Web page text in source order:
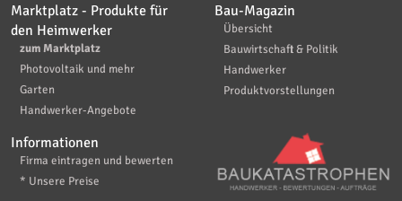
Marktplatz - Produkte für
den Heimwerker
zum Marktplatz
Photovoltaik und mehr
Garten
Handwerker-Angebote
Bau-Magazin
Übersicht
Bauwirtschaft & Politik
Handwerker
Produktvorstellungen
Informationen
Firma eintragen und bewerten
* Unsere Preise